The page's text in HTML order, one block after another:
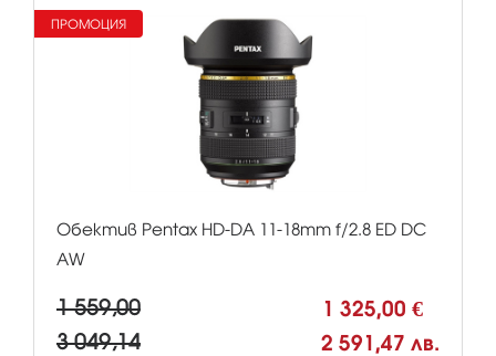
Обектив Pentax HD-DA 11-18mm f/2.8 ED DC
AW
1 559,00 1 325,00 €
3 049,14 2 591,47 лв.
ПРОМОЦИЯ